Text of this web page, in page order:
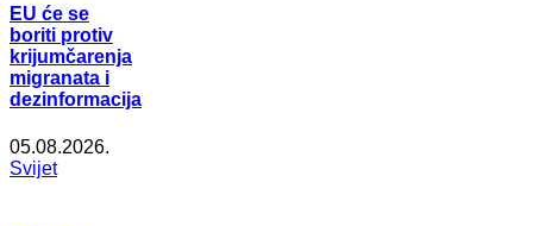
EU će se
boriti protiv
krijumčarenja
migranata i
dezinformacija
05.08.2026.
Svijet